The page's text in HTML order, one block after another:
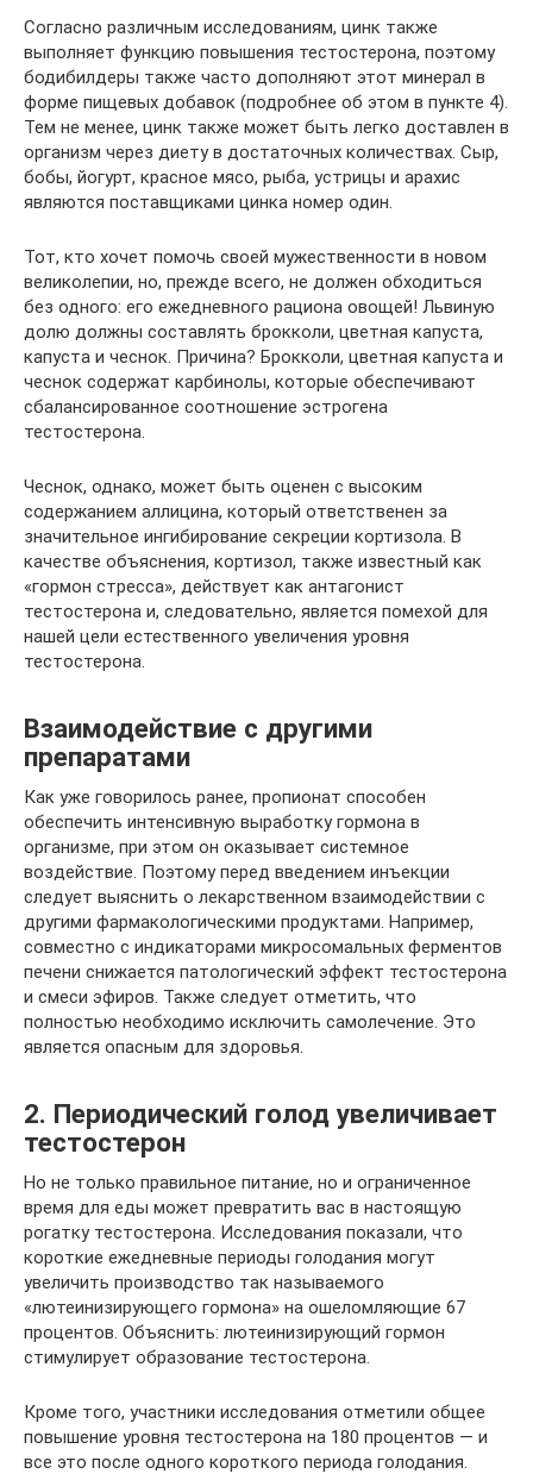
Согласно различным исследованиям, цинк также
выполняет функцию повышения тестостерона, поэтому
бодибилдеры также часто дополняют этот минерал в
форме пищевых добавок (подробнее об этом в пункте 4).
Тем не менее, цинк также может быть легко доставлен в
организм через диету в достаточных количествах. Сыр,
бобы, йогурт, красное мясо, рыба, устрицы и арахис
являются поставщиками цинка номер один.
Тот, кто хочет помочь своей мужественности в новом
великолепии, но, прежде всего, не должен обходиться
без одного: его ежедневного рациона овощей! Львиную
долю должны составлять брокколи, цветная капуста,
капуста и чеснок. Причина? Брокколи, цветная капуста и
чеснок содержат карбинолы, которые обеспечивают
сбалансированное соотношение эстрогена
тестостерона.
Чеснок, однако, может быть оценен с высоким
содержанием аллицина, который ответственен за
значительное ингибирование секреции кортизола. В
качестве объяснения, кортизол, также известный как
«гормон стресса», действует как антагонист
тестостерона и, следовательно, является помехой для
нашей цели естественного увеличения уровня
тестостерона.
Взаимодействие с другими
препаратами
Как уже говорилось ранее, пропионат способен
обеспечить интенсивную выработку гормона в
организме, при этом он оказывает системное
воздействие. Поэтому перед введением инъекции
следует выяснить о лекарственном взаимодействии с
другими фармакологическими продуктами. Например,
совместно с индикаторами микросомальных ферментов
печени снижается патологический эффект тестостерона
и смеси эфиров. Также следует отметить, что
полностью необходимо исключить самолечение. Это
является опасным для здоровья.
2. Периодический голод увеличивает
тестостерон
Но не только правильное питание, но и ограниченное
время для еды может превратить вас в настоящую
рогатку тестостерона. Исследования показали, что
короткие ежедневные периоды голодания могут
увеличить производство так называемого
«лютеинизирующего гормона» на ошеломляющие 67
процентов. Объяснить: лютеинизирующий гормон
стимулирует образование тестостерона.
Кроме того, участники исследования отметили общее
повышение уровня тестостерона на 180 процентов — и
все это после одного короткого периода голодания.